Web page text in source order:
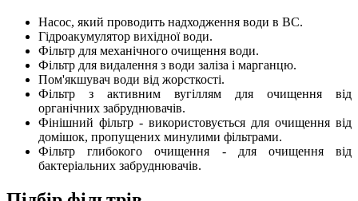
Насос, який проводить надходження води в ВС.
Гідроакумулятор вихідної води.
Фільтр для механічного очищення води.
Фільтр для видалення з води заліза і марганцю.
Пом'якшувач води від жорсткості.
Фільтр з активним вугіллям для очищення від
органічних забруднювачів.
Фінішний фільтр - використовується для очищення від
домішок, пропущених минулими фільтрами.
Фільтр глибокого очищення - для очищення від
бактеріальних забруднювачів.